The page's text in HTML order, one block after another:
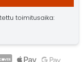
toimitusaika: